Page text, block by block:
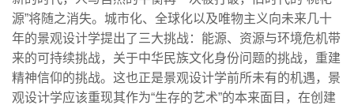
源”将随之消失。城市化、全球化以及唯物主义向未来几十
年的景观设计学提出了三大挑战：能源、资源与环境危机带
来的可持续挑战，关于中华民族文化身份问题的挑战，重建
精神信仰的挑战。这也正是景观设计学前所未有的机遇，景
观设计学应该重现其作为“生存的艺术”的本来面目，在创建